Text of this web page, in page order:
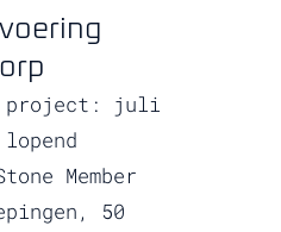
project: juli
Member
50